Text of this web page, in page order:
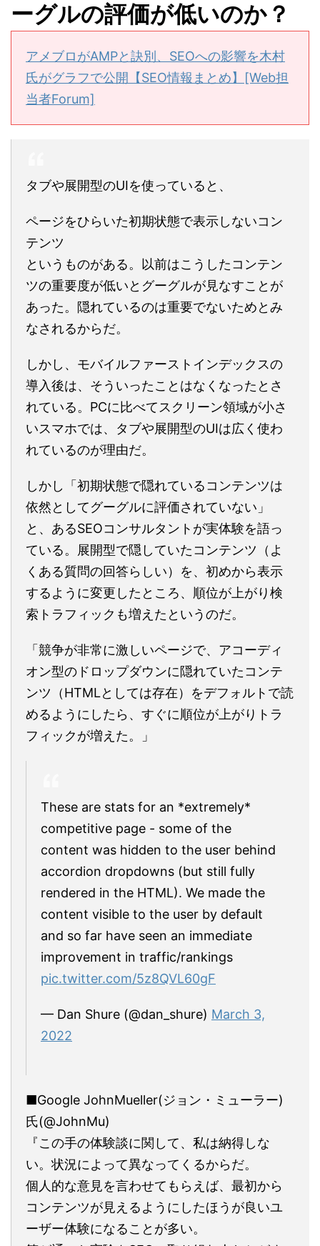
ーグルの評価が低いのか？
アメブロがAMPと訣別、SEOへの影響を木村
氏がグラフで公開【SEO情報まとめ】[Web担
当者Forum]
タブや展開型のUIを使っていると、
ページをひらいた初期状態で表示しないコン
テンツ
というものがある。以前はこうしたコンテン
ツの重要度が低いとグーグルが見なすことが
あった。隠れているのは重要でないためとみ
なされるからだ。
しかし、モバイルファーストインデックスの
導入後は、そういったことはなくなったとさ
れている。PCに比べてスクリーン領域が小さ
いスマホでは、タブや展開型のUIは広く使わ
れているのが理由だ。
しかし「初期状態で隠れているコンテンツは
依然としてグーグルに評価されていない」
と、あるSEOコンサルタントが実体験を語っ
ている。展開型で隠していたコンテンツ（よ
くある質問の回答らしい）を、初めから表示
するように変更したところ、順位が上がり検
索トラフィックも増えたというのだ。
「競争が非常に激しいページで、アコーディ
オン型のドロップダウンに隠れていたコンテ
ンツ（HTMLとしては存在）をデフォルトで読
めるようにしたら、すぐに順位が上がりトラ
フィックが増えた。」
These are stats for an *extremely*
competitive page - some of the
content was hidden to the user behind
accordion dropdowns (but still fully
rendered in the HTML). We made the
content visible to the user by default
and so far have seen an immediate
improvement in traffic/rankings
pic.twitter.com/5z8QVL60gF
— Dan Shure (@dan_shure) March 3,
2022
■Google JohnMueller(ジョン・ミューラー)
氏(@JohnMu)
『この手の体験談に関して、私は納得しな
い。状況によって異なってくるからだ。
個人的な意見を言わせてもらえば、最初から
コンテンツが見えるようにしたほうが良いユ
ーザー体験になることが多い。